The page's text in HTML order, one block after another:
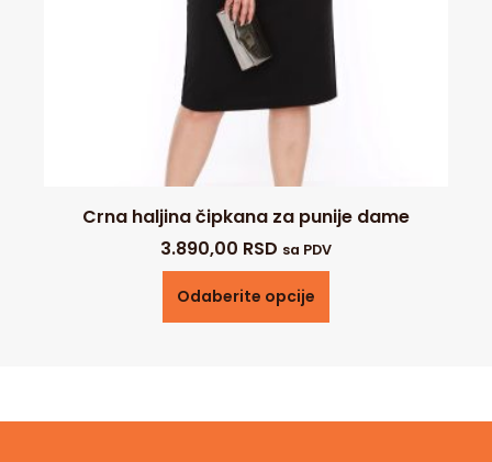
Crna haljina čipkana za punije dame
3.890,00 RSD sa PDV
Odaberite opcije